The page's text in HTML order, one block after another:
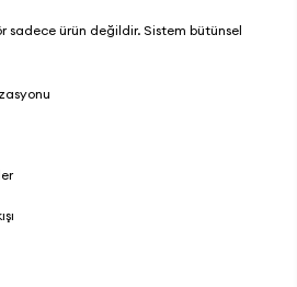
sadece ürün değildir. Sistem bütünsel